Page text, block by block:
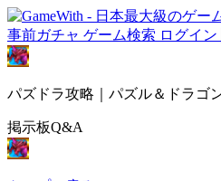
事前ガチャ ゲーム検索 ログイン
パズドラ攻略｜パズル＆ドラゴ
掲示板Q&A